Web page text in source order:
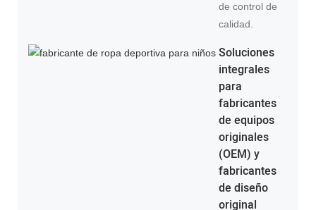
de control de
calidad.
Soluciones
integrales
para
fabricantes
de equipos
originales
(OEM) y
fabricantes
de diseño
original